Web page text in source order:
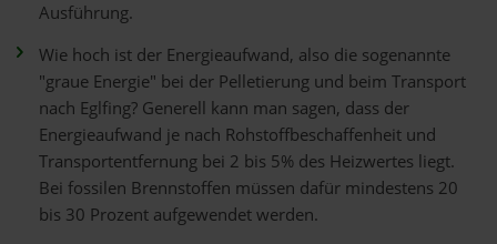
Ausführung.
Wie hoch ist der Energieaufwand, also die sogenannte
"graue Energie" bei der Pelletierung und beim Transport
nach Eglfing? Generell kann man sagen, dass der
Energieaufwand je nach Rohstoffbeschaffenheit und
Transportentfernung bei 2 bis 5% des Heizwertes liegt.
Bei fossilen Brennstoffen müssen dafür mindestens 20
bis 30 Prozent aufgewendet werden.